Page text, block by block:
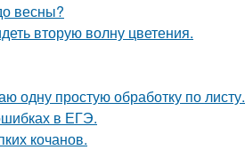
весны?
вторую волну цветения.
одну простую обработку по листу.
в ЕГЭ.
кочанов.